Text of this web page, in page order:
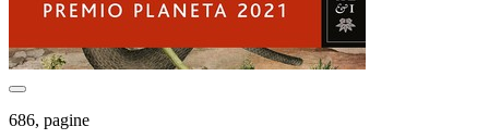
686, pagine